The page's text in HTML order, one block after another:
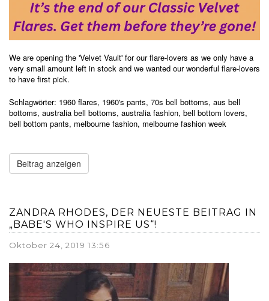
We are opening the 'Velvet Vault' for our flare-lovers as we only have a
very small amount left in stock and we wanted our wonderful flare-lovers
to have first pick.
Schlagwörter: 1960 flares, 1960's pants, 70s bell bottoms, aus bell
bottoms, australia bell bottoms, australia fashion, bell bottom lovers,
bell bottom pants, melbourne fashion, melbourne fashion week
Beitrag anzeigen
ZANDRA RHODES, DER NEUESTE BEITRAG IN
„BABE'S WHO INSPIRE US“!
Oktober 24, 2019 13:56